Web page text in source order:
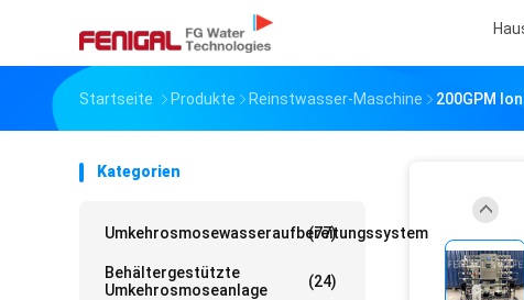
Startseite Produkte Reinstwasser-Maschine 200GPM
Kategorien
Umkehrosmosewasseraufbereitungssystem
(77)
Behältergestützte
Umkehrosmoseanlage
(24)